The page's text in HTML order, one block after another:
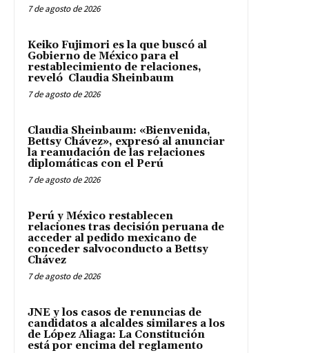
7 de agosto de 2026
Keiko Fujimori es la que buscó al
Gobierno de México para el
restablecimiento de relaciones,
reveló Claudia Sheinbaum
7 de agosto de 2026
Claudia Sheinbaum: «Bienvenida,
Bettsy Chávez», expresó al anunciar
la reanudación de las relaciones
diplomáticas con el Perú
7 de agosto de 2026
Perú y México restablecen
relaciones tras decisión peruana de
acceder al pedido mexicano de
conceder salvoconducto a Bettsy
Chávez
7 de agosto de 2026
JNE y los casos de renuncias de
candidatos a alcaldes similares a los
de López Aliaga: La Constitución
está por encima del reglamento